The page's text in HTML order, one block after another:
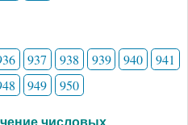
937 938 939 940
941
949 950